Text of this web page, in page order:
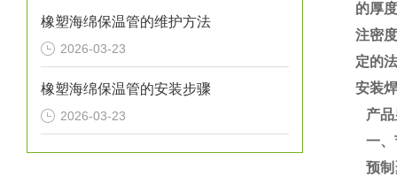
橡塑海绵保温管的维护方法
2026-03-23
橡塑海绵保温管的安装步骤
2026-03-23
的厚
注密
定的
安装
产品
一、
预制